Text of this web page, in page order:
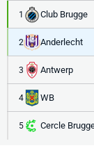
1 Club Brugge
2 Anderlecht
3 Antwerp
4 WB
5 Cercle